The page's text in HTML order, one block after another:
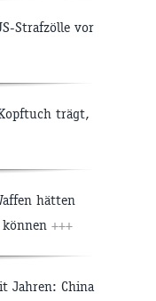
Strafzölle vor
trägt,
hätten
+++
Jahren: China